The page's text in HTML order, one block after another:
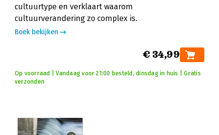
cultuurtype en verklaart waarom
cultuurverandering zo complex is.
Boek bekijken
€ 34,99
Op voorraad | Vandaag voor 21:00 besteld, dinsdag in huis | Gratis
verzonden